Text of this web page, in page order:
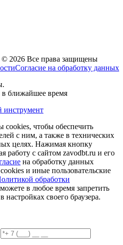
© 2026 Все права защищены
Согласие на обработку данных
ближайшее время
инструмент
cookies, чтобы обеспечить
с ним, а также в технических
целях. Нажимая кнопку
работу с сайтом zavodbt.ru и его
на обработку данных
и иные пользовательские
обработки
в любое время запретить
своего браузера.